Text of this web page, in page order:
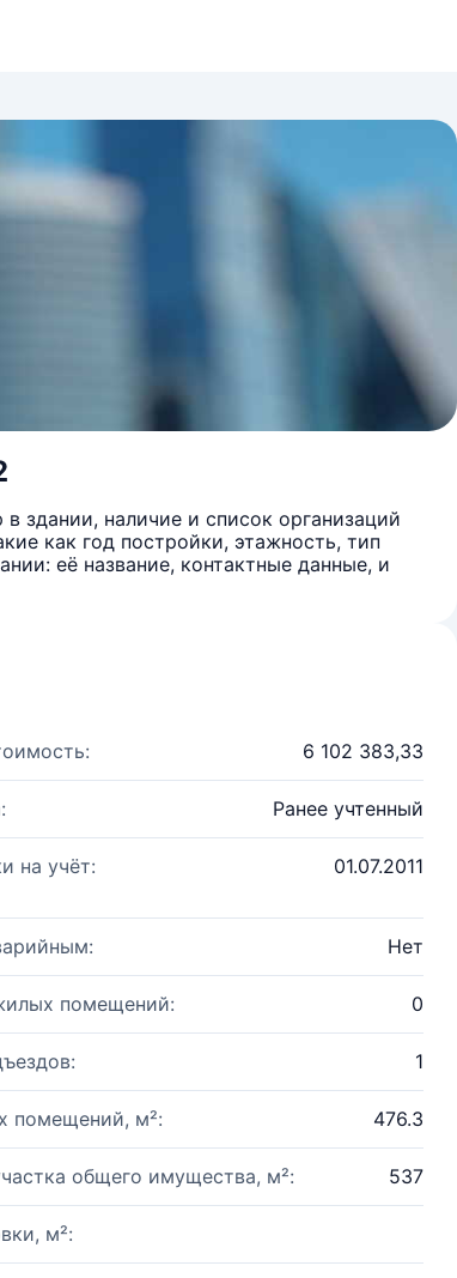
здании, наличие и список организаций
как год постройки, этажность, тип
её название, контактные данные, и
6 102 383,33
Ранее учтенный
на учёт: 01.07.2011
Нет
помещений: 0
1
помещений, м²: 476.3
общего имущества, м²: 537
м²: